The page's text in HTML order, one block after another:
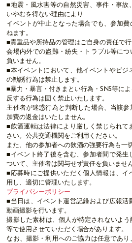
■地震・風水害等の自然災害、事件・事故
いやむを得ない理由により
イベントが中止となった場合でも、参加
ねます。
■貴重品や所持品の管理はご自身の責任で行
会場内外での盗難・紛失・トラブル等に
負いません。
■本イベントにおいて、他イベントやビジ
の勧誘行為は禁止します。
■暴力・暴言・付きまとい行為・SNS等に
反する行為は固く禁止いたします。
主催者が迷惑行為と判断した場合、当該
加費の返金はいたしません。
■飲酒運転は法律により厳しく禁じられて
さい。公共交通機関をご利用ください。
また、他の参加者への飲酒の強要行為も一
■イベント終了後を含む、参加者間で発生
ついて、主催者は関与せず責任を負いません
■応募時にご提供いただく個人情報は、イ
用し、適切に管理いたします。
プライバシーポリシー
■当日は、イベント運営記録および広報活
動画撮影を行います。
撮影した素材は、個人が特定されないよ
等で使用させていただく場合があります。
なお、撮影・利用へのご協力は任意であり